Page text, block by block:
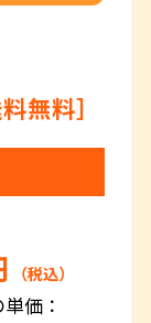
料無料］
（税込）
価：